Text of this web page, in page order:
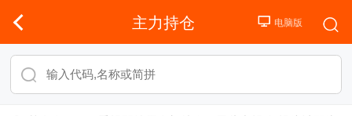
主力持仓